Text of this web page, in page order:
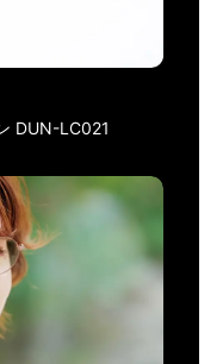
DUN-LC021